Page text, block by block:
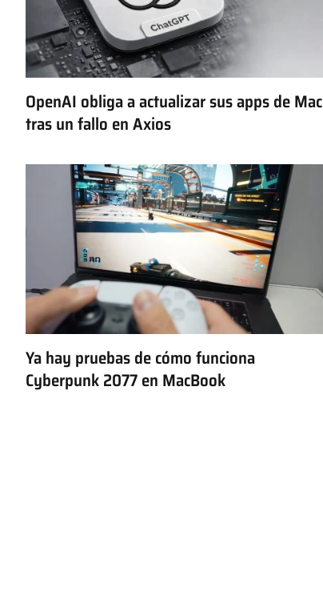
OpenAI obliga a actualizar sus apps de Mac
tras un fallo en Axios
Ya hay pruebas de cómo funciona
Cyberpunk 2077 en MacBook